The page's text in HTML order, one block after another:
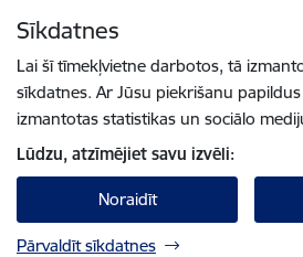
Sīkdatnes
Lai šī tīmekļvietne darbotos, tā
sīkdatnes. Ar Jūsu piekrišanu
izmantotas statistikas un sociālo
Lūdzu, atzīmējiet savu izvēli:
Noraidīt
Pārvaldīt sīkdatnes